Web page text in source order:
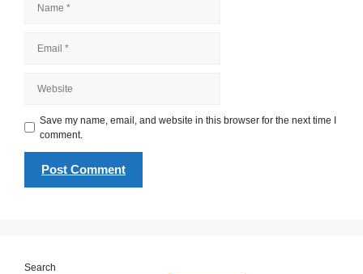
Save my name, email, and website in this browser for the next time I
comment.
Search